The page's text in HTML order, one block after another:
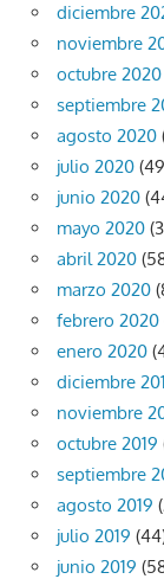
diciembre
noviembre
octubre 2020
septiembre
agosto 2020
julio 2020
junio 2020
mayo 2020
abril 2020
marzo 2020
febrero 2020
enero 2020
diciembre
noviembre
octubre 2019
septiembre
agosto 2019
julio 2019
junio 2019